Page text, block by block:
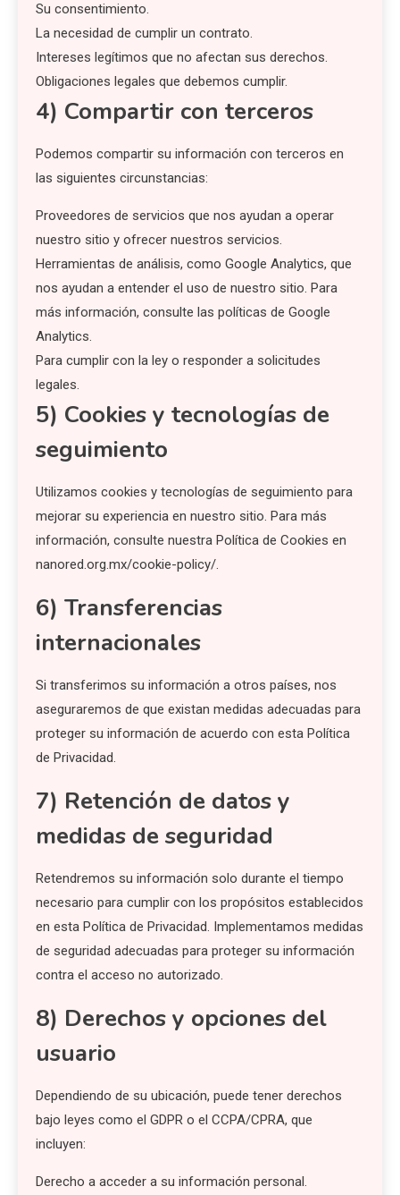
Su consentimiento.
La necesidad de cumplir un contrato.
Intereses legítimos que no afectan sus derechos.
Obligaciones legales que debemos cumplir.
4) Compartir con terceros
Podemos compartir su información con terceros en
las siguientes circunstancias:
Proveedores de servicios que nos ayudan a operar
nuestro sitio y ofrecer nuestros servicios.
Herramientas de análisis, como Google Analytics, que
nos ayudan a entender el uso de nuestro sitio. Para
más información, consulte las políticas de Google
Analytics.
Para cumplir con la ley o responder a solicitudes
legales.
5) Cookies y tecnologías de
seguimiento
Utilizamos cookies y tecnologías de seguimiento para
mejorar su experiencia en nuestro sitio. Para más
información, consulte nuestra Política de Cookies en
nanored.org.mx/cookie-policy/.
6) Transferencias
internacionales
Si transferimos su información a otros países, nos
aseguraremos de que existan medidas adecuadas para
proteger su información de acuerdo con esta Política
de Privacidad.
7) Retención de datos y
medidas de seguridad
Retendremos su información solo durante el tiempo
necesario para cumplir con los propósitos establecidos
en esta Política de Privacidad. Implementamos medidas
de seguridad adecuadas para proteger su información
contra el acceso no autorizado.
8) Derechos y opciones del
usuario
Dependiendo de su ubicación, puede tener derechos
bajo leyes como el GDPR o el CCPA/CPRA, que
incluyen:
Derecho a acceder a su información personal.